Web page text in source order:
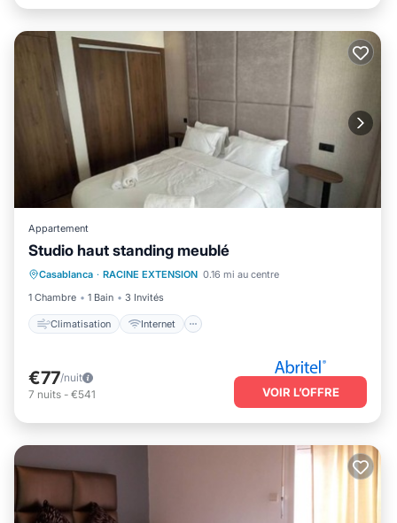
Appartement
Studio haut standing meublé
Casablanca · RACINE EXTENSION 0.16 mi au centre
1 Chambre
1 Bain 3 Invités
Climatisation Internet
Climatisation
Internet
Adapté aux enfants
Blanchisserie
€77/nuit
7 nuits - €541 VOIR L’OFFRE